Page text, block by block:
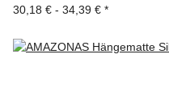
30,18 € - 34,39 € *